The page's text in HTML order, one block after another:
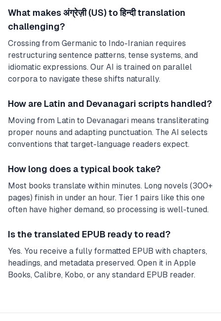
What makes अंग्रेज़ी (US) to हिन्दी translation
challenging?
Crossing from Germanic to Indo-Iranian requires
restructuring sentence patterns, tense systems, and
idiomatic expressions. Our AI is trained on parallel
corpora to navigate these shifts naturally.
How are Latin and Devanagari scripts handled?
Moving from Latin to Devanagari means transliterating
proper nouns and adapting punctuation. The AI selects
conventions that target-language readers expect.
How long does a typical book take?
Most books translate within minutes. Long novels (300+
pages) finish in under an hour. Tier 1 pairs like this one
often have higher demand, so processing is well-tuned.
Is the translated EPUB ready to read?
Yes. You receive a fully formatted EPUB with chapters,
headings, and metadata preserved. Open it in Apple
Books, Calibre, Kobo, or any standard EPUB reader.